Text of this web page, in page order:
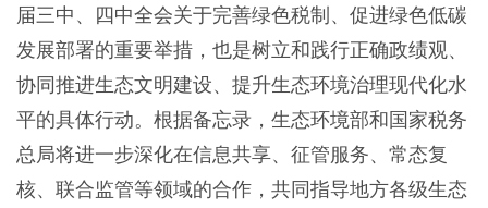
届三中、四中全会关于完善绿色税制、促进绿色低碳
发展部署的重要举措，也是树立和践行正确政绩观、
协同推进生态文明建设、提升生态环境治理现代化水
平的具体行动。根据备忘录，生态环境部和国家税务
总局将进一步深化在信息共享、征管服务、常态复
核、联合监管等领域的合作，共同指导地方各级生态